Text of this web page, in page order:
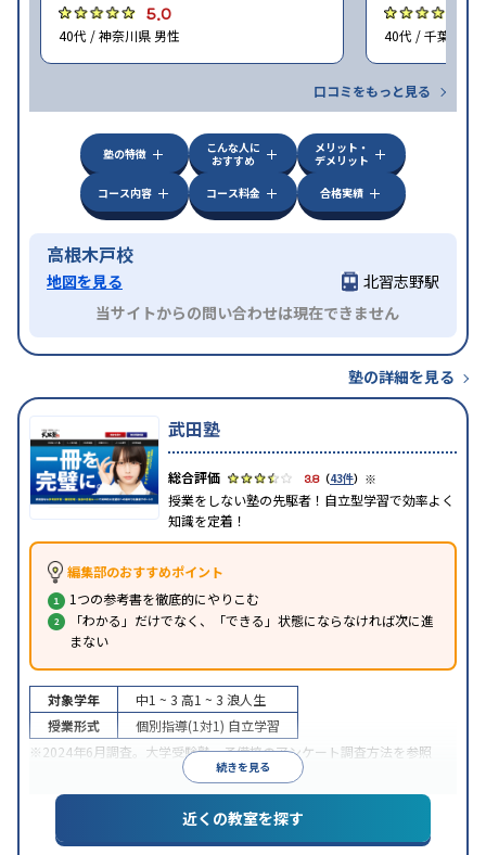
5.0
40代 / 神奈川県 男性 40代 / 千葉県 女
口コミをもっと見る
塾の特徴
こんな人に
おすすめ
メリット・
デメリット
コース内容
コース料金 合格実績
高根木戸校
地図を見る
北習志野駅
当サイトからの問い合わせは現在できません
塾の詳細を見る
武田塾
3.8（43件） ※
授業をしない塾の先駆者！自立型学習で効率よく
知識を定着！
編集部のおすすめポイント
1つの参考書を徹底的にやりこむ
「わかる」だけでなく、「できる」状態にならなければ次に進
まない
続きを見る
対象学年 中1 ~ 3 高1 ~ 3 浪人生
授業形式
個別指導(1対1) 自立学習
※2024年6月調査。 大学受験塾・予備校のアンケート調査方法を参照
近くの教室を探す